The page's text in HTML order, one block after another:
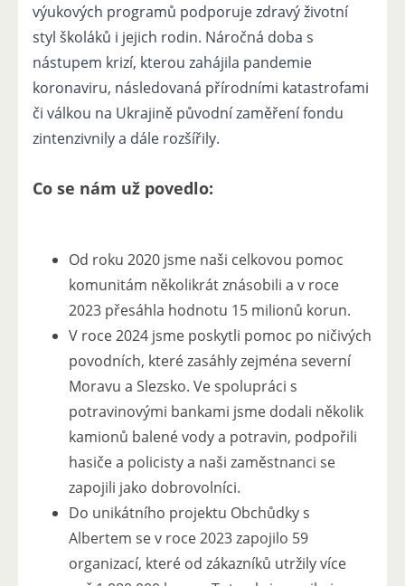
výukových programů podporuje zdravý životní
styl školáků i jejich rodin. Náročná doba s
nástupem krizí, kterou zahájila pandemie
koronaviru, následovaná přírodními katastrofami
či válkou na Ukrajině původní zaměření fondu
zintenzivnily a dále rozšířily.
Co se nám už povedlo:
Od roku 2020 jsme naši celkovou pomoc
komunitám několikrát znásobili a v roce
2023 přesáhla hodnotu 15 milionů korun.
V roce 2024 jsme poskytli pomoc po ničivých
povodních, které zasáhly zejména severní
Moravu a Slezsko. Ve spolupráci s
potravinovými bankami jsme dodali několik
kamionů balené vody a potravin, podpořili
hasiče a policisty a naši zaměstnanci se
zapojili jako dobrovolníci.
Do unikátního projektu Obchůdky s
Albertem se v roce 2023 zapojilo 59
organizací, které od zákazníků utržily více